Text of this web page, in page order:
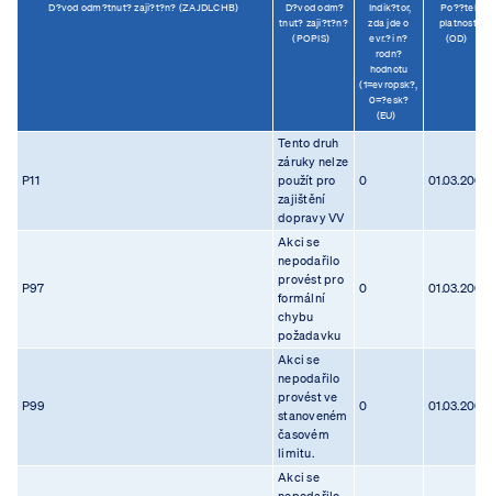
D?vod odm?tnut? zaji?t?n? (ZAJDLCHB)
D?vod odm?
tnut? zaji?t?n?
(POPIS)
Indik?tor,
zda jde o
evr.?i n?
rodn?
hodnotu
(1=evropsk?,
0=?esk?
(EU)
Po??tek
platnosti
(OD)
P11
Tento druh
záruky nelze
použít pro
zajištění
dopravy VV
0 01.03.2005
P97
Akci se
nepodařilo
provést pro
formální
chybu
požadavku
0 01.03.2005
P99
Akci se
nepodařilo
provést ve
stanoveném
časovém
limitu.
0 01.03.2005
Akci se